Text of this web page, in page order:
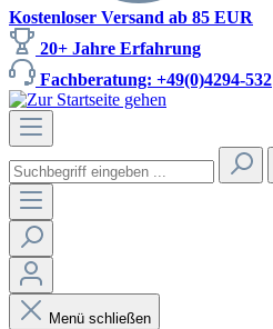
Kostenloser Versand ab 85 EUR
20+ Jahre Erfahrung
Fachberatung: +49(0)4294-532
Menü schließen